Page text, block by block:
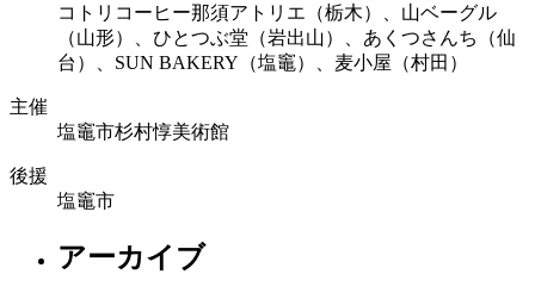
コトリコーヒー那須アトリエ（栃木）、山ベーグル
（山形）、ひとつぶ堂（岩出山）、あくつさんち（仙
台）、SUN BAKERY（塩竈）、麦小屋（村田）
主催
塩竈市杉村惇美術館
後援
塩竈市
アーカイブ